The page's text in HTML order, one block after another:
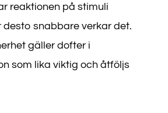
reaktionen på stimuli
snabbare verkar det.
gäller dofter i
som lika viktig och åtföljs